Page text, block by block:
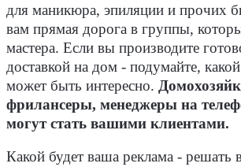
для маникюра, эпиляции и прочих
вам прямая дорога в группы,
мастера. Если вы производите
доставкой на дом - подумайте,
может быть интересно.
фрилансеры, менеджеры на
могут стать вашими клиентами.
Какой будет ваша реклама - решать